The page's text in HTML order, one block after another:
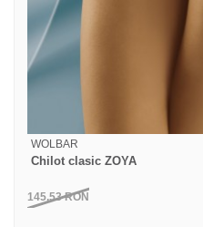
WOLBAR
Chilot clasic ZOYA
145,53RON